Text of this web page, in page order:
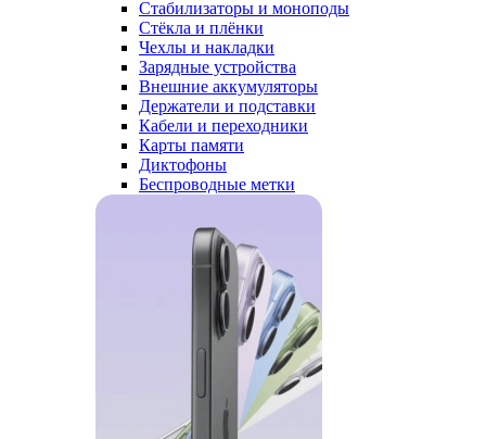
Стабилизаторы и моноподы
Стёкла и плёнки
Чехлы и накладки
Зарядные устройства
Внешние аккумуляторы
Держатели и подставки
Кабели и переходники
Карты памяти
Диктофоны
Беспроводные метки